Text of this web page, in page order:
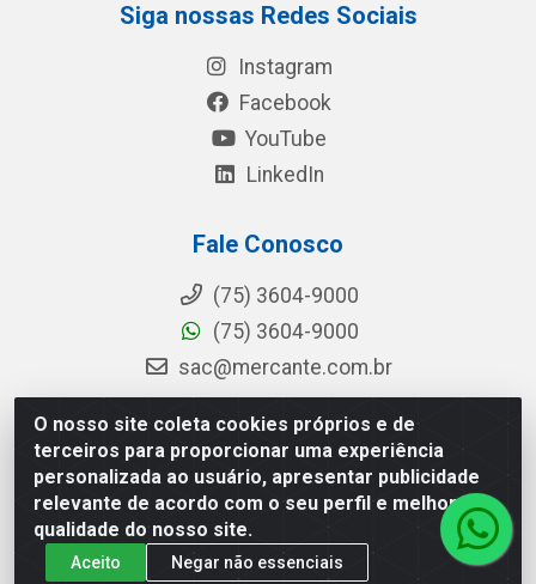
O nosso site coleta cookies próprios e de
terceiros para proporcionar uma experiência
personalizada ao usuário, apresentar publicidade
relevante de acordo com o seu perfil e melhorar a
qualidade do nosso site.
Aceito Negar não essenciais
Siga nossas Redes Sociais
Instagram
Facebook
YouTube
LinkedIn
Fale Conosco
(75) 3604-9000
(75) 3604-9000
sac@mercante.com.br
Mercante Distribuidora - Rua Mercante, 699 - Aviário, Feira de
Santana/BA - CEP 44.096-218 - CNPJ 96.755.848/0001-08